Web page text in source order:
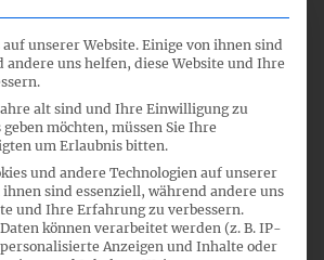
an die KOM hob die
des SRB, Prof. Dr. Kerstin Lopatta,
hervor, die im Zuge der
Gremien nach Abschluss der
vorgenommen wurden:
mit internationalen Standards zur
inkl. der IFRS
Standards
der Wesentlichkeitsbestimmung
unserer Website. Einige von ihnen sind
andere uns helfen, diese Website und Ihre
alt sind und Ihre Einwilligung zu
möchten, müssen Sie Ihre
um Erlaubnis bitten.
und andere Technologien auf unserer
ihnen sind essenziell, während andere uns
und Ihre Erfahrung zu verbessern.
können verarbeitet werden (z. B. IP-
Anzeigen und Inhalte oder